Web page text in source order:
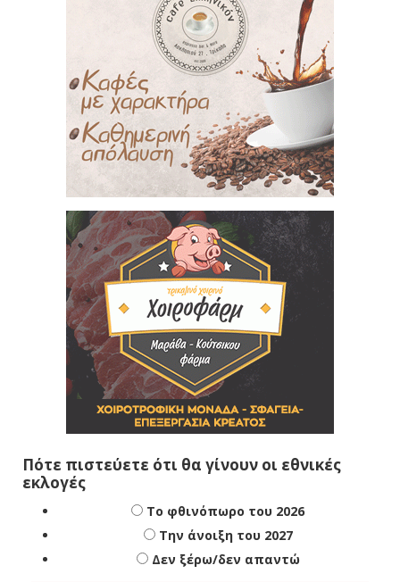
Πότε πιστεύετε ότι θα γίνουν οι εθνικές
εκλογές